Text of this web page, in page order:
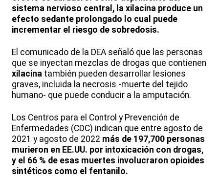
sistema nervioso central, la xilacina produce un
efecto sedante prolongado lo cual puede
incrementar el riesgo de sobredosis.
El comunicado de la DEA señaló que las personas
que se inyectan mezclas de drogas que contienen
xilacina también pueden desarrollar lesiones
graves, incluida la necrosis -muerte del tejido
humano- que puede conducir a la amputación.
Los Centros para el Control y Prevención de
Enfermedades (CDC) indican que entre agosto de
2021 y agosto de 2022 más de 197,700 personas
murieron en EE.UU. por intoxicación con drogas,
y el 66 % de esas muertes involucraron opioides
sintéticos como el fentanilo.